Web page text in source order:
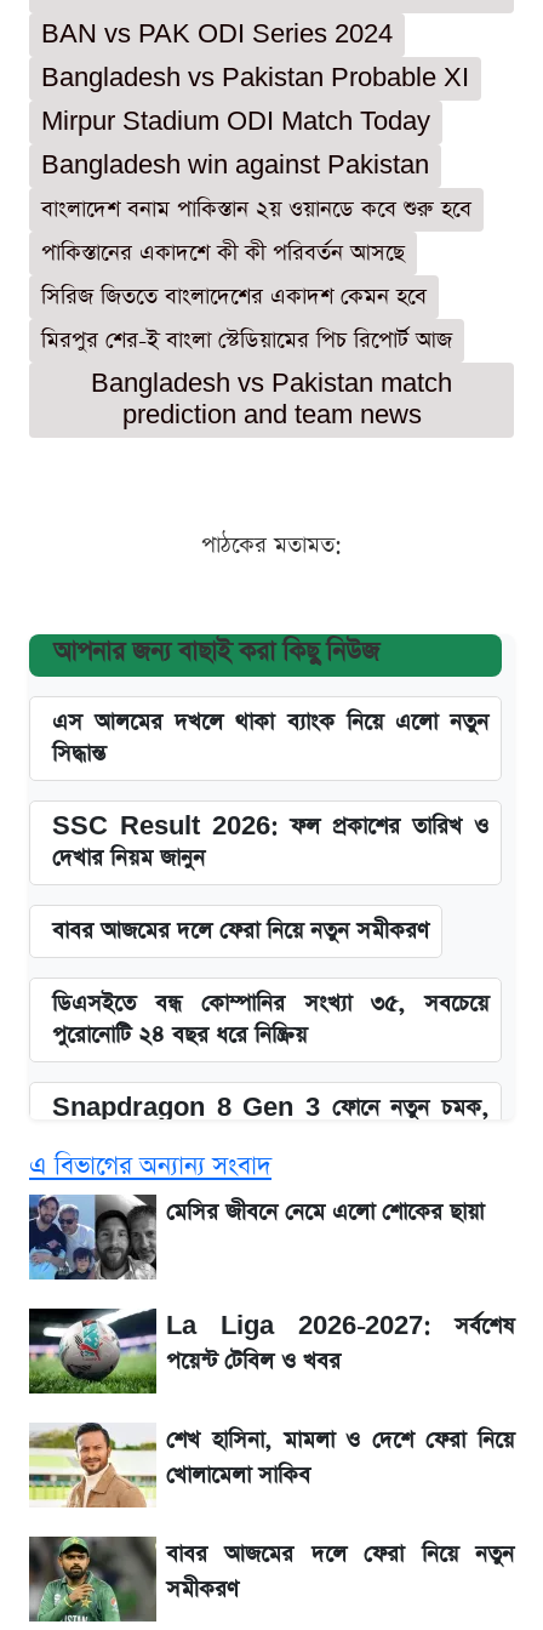
BAN vs PAK ODI Series 2024
Bangladesh vs Pakistan Probable XI
Mirpur Stadium ODI Match Today
Bangladesh win against Pakistan
বাংলাদেশ বনাম পাকিস্তান ২য় ওয়ানডে কবে শুরু হবে
পাকিস্তানের একাদশে কী কী পরিবর্তন আসছে
সিরিজ জিততে বাংলাদেশের একাদশ কেমন হবে
মিরপুর শের-ই বাংলা স্টেডিয়ামের পিচ রিপোর্ট আজ
Bangladesh vs Pakistan match
prediction and team news
পাঠকের মতামত:
আপনার জন্য বাছাই করা কিছু নিউজ
এস আলমের দখলে থাকা ব্যাংক নিয়ে এলো নতুন
সিদ্ধান্ত
SSC Result 2026: ফল প্রকাশের তারিখ ও
দেখার নিয়ম জানুন
বাবর আজমের দলে ফেরা নিয়ে নতুন সমীকরণ
ডিএসইতে বন্ধ কোম্পানির সংখ্যা ৩৫, সবচেয়ে
পুরোনোটি ২৪ বছর ধরে নিষ্ক্রিয়
Snapdragon 8 Gen 3 ফোনে নতুন চমক,
SSC Result 2026: যে ৩ উপায়ে জানা যাবে
ফল
১৮০ দিনের মূল্যায়ন শেষে মন্ত্রিসভায় পরিবর্তন
জেনে নিন আজকের সোনা ও রুপার সর্বশেষ দাম
আগে দেখে নিন, আজকের সোনার নতুন দাম
তাপমাত্রা নিয়ে নতুন পূর্বাভাস দিল আবহাওয়া অফিস
টিভিতে আজকের খেলা (৭ আগস্ট)
এ বিভাগের অন্যান্য সংবাদ
মেসির জীবনে নেমে এলো শোকের ছায়া
La Liga 2026-2027: সর্বশেষ
পয়েন্ট টেবিল ও খবর
শেখ হাসিনা, মামলা ও দেশে ফেরা নিয়ে
খোলামেলা সাকিব
বাবর আজমের দলে ফেরা নিয়ে নতুন
সমীকরণ